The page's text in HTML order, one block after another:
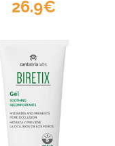
26.9